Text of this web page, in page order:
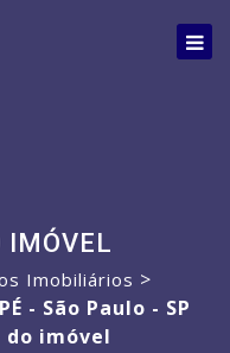
IMÓVEL
Imobiliários >
- São Paulo - SP
do imóvel